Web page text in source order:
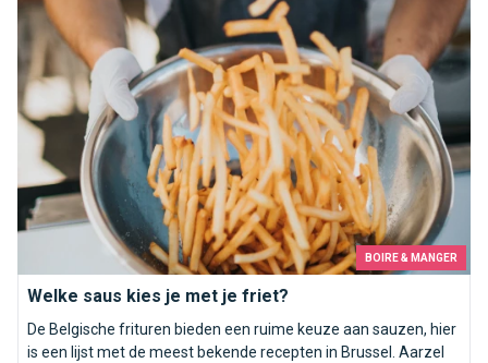
BOIRE & MANGER
Welke saus kies je met je friet?
De Belgische frituren bieden een ruime keuze aan sauzen, hier
is een lijst met de meest bekende recepten in Brussel. Aarzel